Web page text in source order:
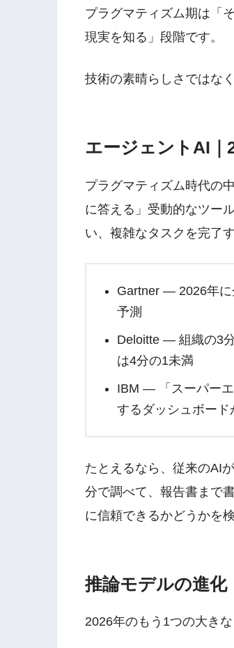
プラグマティズム期は「
現実を知る」段階です。
技術の素晴らしさではな
エージェントAI｜
プラグマティズム時代の
に答える」受動的なツー
い、複雑なタスクを完了
Gartner — 2026年に
予測
Deloitte — 組織の3
は4分の1未満
IBM — 「スーパー
するダッシュボード
たとえるなら、従来のAI
分で調べて、報告書まで
に信頼できるかどうかを
推論モデルの進化
2026年のもう1つの大き